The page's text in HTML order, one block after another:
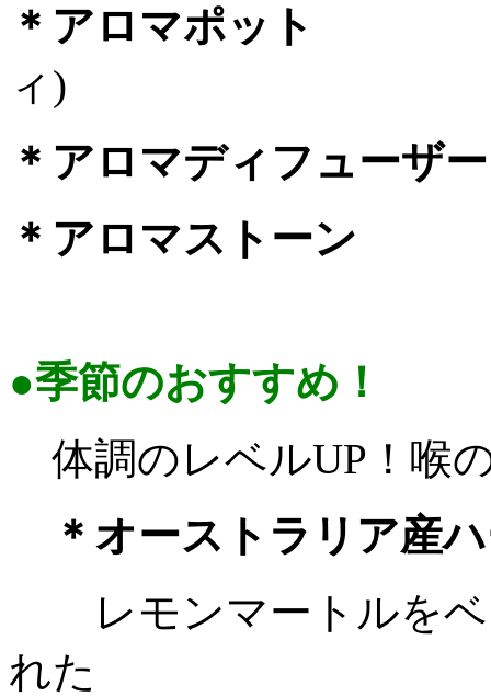
＊アロマポット
ィ )
＊アロマディ
＊アロマストーン
●季節のおすすめ！
体調のレベルUP ！喉
＊オーストラリア産
レモンマートルを
れた